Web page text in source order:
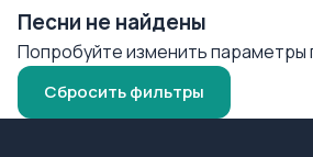
Песни не найдены
Попробуйте изменить параметры
Сбросить фильтры